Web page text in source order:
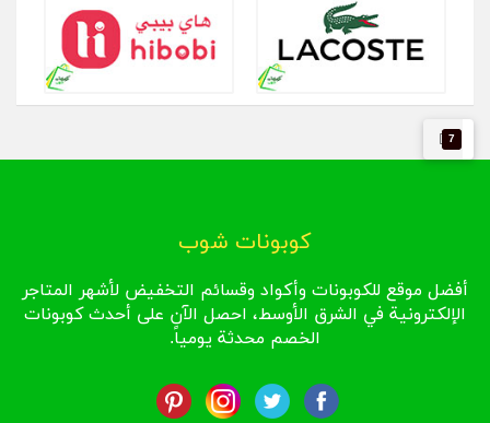
7
كوبونات شوب
أفضل موقع للكوبونات وأكواد وقسائم التخفيض لأشهر المتاجر
الإلكترونية في الشرق الأوسط، احصل الآن على أحدث كوبونات
الخصم محدثة يومياً.